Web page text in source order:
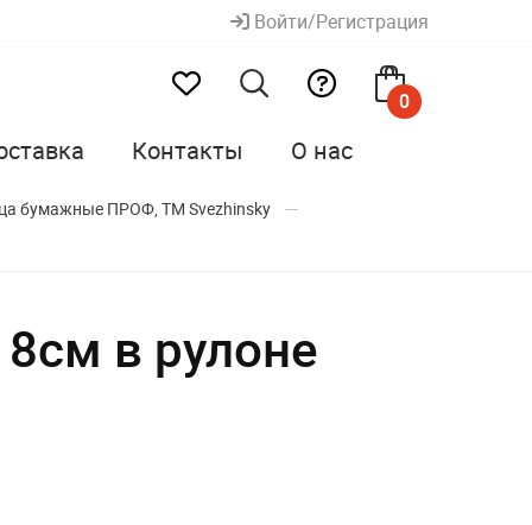
Войти/Регистрация
0
Контакты О нас
бумажные ПРОФ, ТМ Svеzhinsky
в рулоне